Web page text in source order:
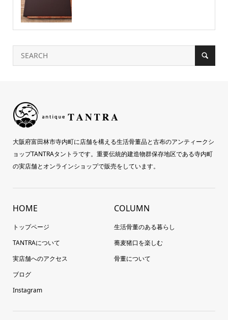
大阪府富田林市寺内町に店舗を構える生活骨董品と古布のアンティークシ
ョップTANTRAタントラです。重要伝統的建造物群保存地区である寺内町
の実店舗とオンラインショップで販売をしています。
HOME
トップページ
TANTRAについて
実店舗へのアクセス
ブログ
Instagram
COLUMN
生活骨董のある暮らし
蕎麦猪口を楽しむ
骨董について